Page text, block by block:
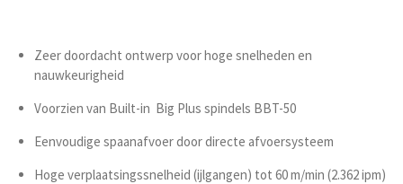
Zeer doordacht ontwerp voor hoge snelheden en
nauwkeurigheid
Voorzien van Built-in Big Plus spindels BBT-50
Eenvoudige spaanafvoer door directe afvoersysteem
Hoge verplaatsingssnelheid (ijlgangen) tot 60 m/min (2.362 ipm)